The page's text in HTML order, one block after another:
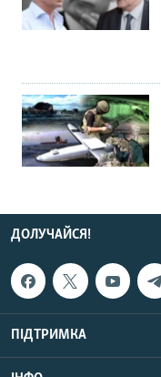
ДОЛУЧАЙСЯ!
ПІДТРИМКА